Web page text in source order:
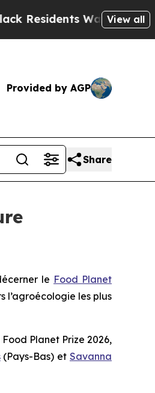
Warned of Abusive
View all
Provided by AGP
Share
le Food Planet
l’agroécologie les plus
Planet Prize 2026,
(Pays-Bas) etSavanna